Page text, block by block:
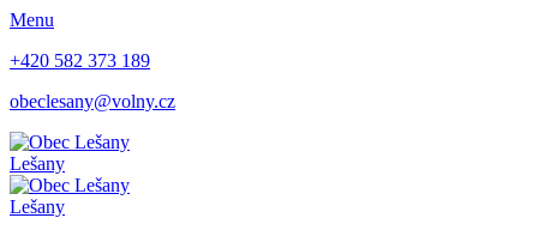
Menu
+420 582 373 189
obeclesany@volny.cz
Lešany
Lešany